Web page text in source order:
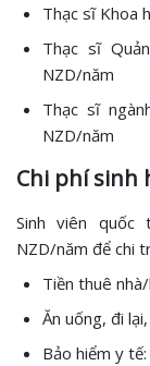
Thạc sĩ Khoa
Thạc sĩ
NZD/năm
Thạc sĩ
NZD/năm
Chi phí sinh
Sinh viên
NZD/năm để chi
Tiền thuê
Ăn uống, đi
Bảo hiểm y